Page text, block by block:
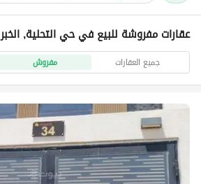
عقارات مفروشة للبيع في حي التحلية, الخبر
جميع العقارات مفروش